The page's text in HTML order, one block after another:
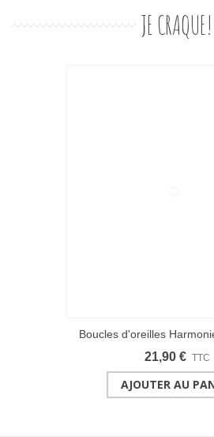
JE CRAQUE!
Boucles d'oreilles
21,90 € TTC
AJOUTER AU